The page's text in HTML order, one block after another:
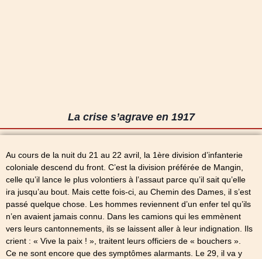
La crise s’agrave en 1917
Au cours de la nuit du 21 au 22 avril, la 1ère division d’infanterie
coloniale descend du front. C’est la division préférée de Mangin,
celle qu’il lance le plus volontiers à l’assaut parce qu’il sait qu’elle
ira jusqu’au bout. Mais cette fois-ci, au Chemin des Dames, il s’est
passé quelque chose. Les hommes reviennent d’un enfer tel qu’ils
n’en avaient jamais connu. Dans les camions qui les emmènent
vers leurs cantonnements, ils se laissent aller à leur indignation. Ils
crient : « Vive la paix ! », traitent leurs officiers de « bouchers ».
Ce ne sont encore que des symptômes alarmants. Le 29, il va y